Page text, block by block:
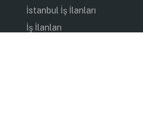
İstanbul İş İlanları
İş İlanları